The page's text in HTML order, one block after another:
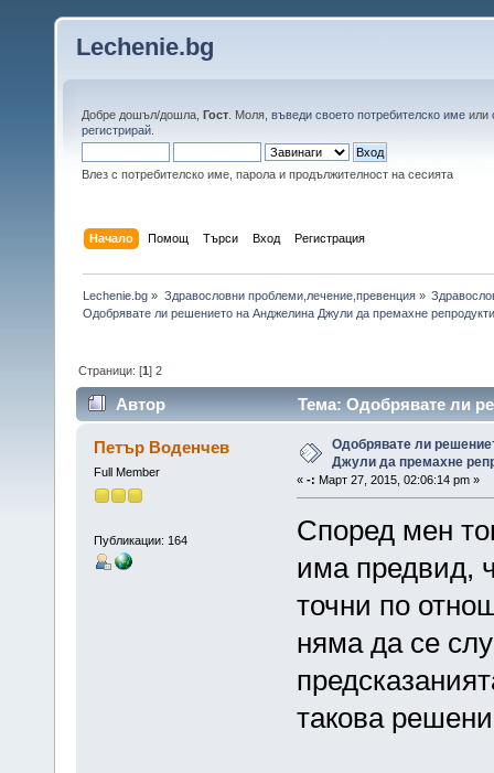
Lechenie.bg
Добре дошъл/дошла, Гост . Моля, въведи своето потребителско име или
регистрирай
Влез с потребителско име, парола и продължителност на сесията
Начало Помощ Търси Вход Регистрация
Lechenie.bg » Здравословни проблеми,лечение,превенция»
Одобрявате ли решението на Анджелина Джули да премахне
Страници: [1]2
Автор
Тема: Одобрявате ли
си органи (Прочетена 118814 пъти)
Петър Воденчев
Full Member
Публикации: 164
Одобрявате ли
Джули да премахне
« -: Март 27, 2015, 02:06:14 pm »
Според мен
има предвид,
точни по
няма да се
такова